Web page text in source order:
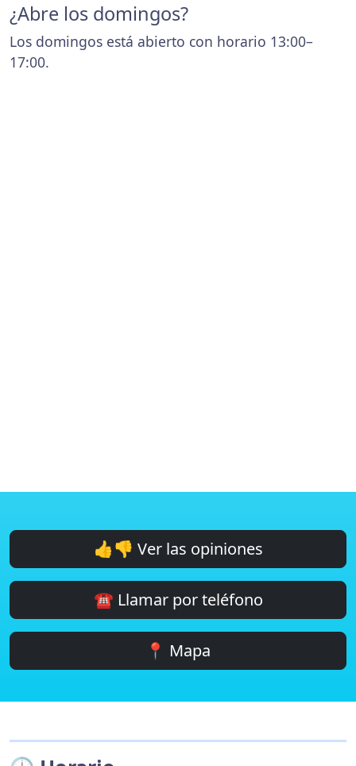
¿Abre los domingos?
Los domingos está abierto con horario 13:00–
17:00.
👍👎 Ver las opiniones
☎️ Llamar por teléfono
📍 Mapa